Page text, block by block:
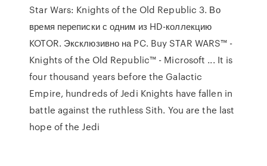
Star Wars: Knights of the Old Republic 3. Во
время переписки с одним из HD-коллекцию
KOTOR. Эксклюзивно на PC. Buy STAR WARS™ -
Knights of the Old Republic™ - Microsoft ... It is
four thousand years before the Galactic
Empire, hundreds of Jedi Knights have fallen in
battle against the ruthless Sith. You are the last
hope of the Jedi